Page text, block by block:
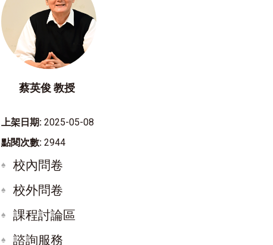
蔡英俊 教授
上架日期: 2025-05-08
點閱次數: 2944
校內問卷
校外問卷
課程討論區
諮詢服務